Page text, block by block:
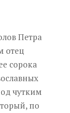
Петра
отец
сорока
чутким
по